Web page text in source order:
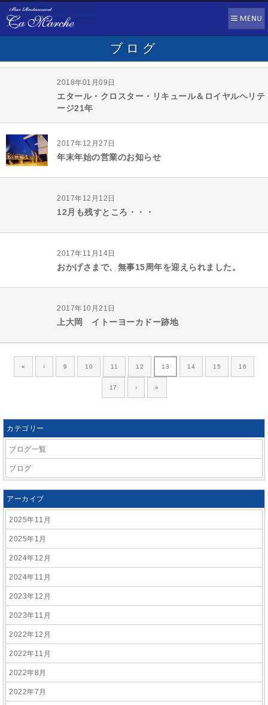
ブログ
2018年01月09日
エタール・クロスター・リキュール＆ロイヤルヘリテ
ージ21年
2017年12月27日
年末年始の営業のお知らせ
2017年12月12日
12月も残すところ・・・
2017年11月14日
おかげさまで、無事15周年を迎えられました。
2017年10月21日
上大岡 イトーヨーカドー跡地
« ‹ 9 10 11 12 13 14 15 16
17 › »
カテゴリー
ブログ一覧
ブログ
アーカイブ
2025年11月
2025年1月
2024年12月
2024年11月
2023年12月
2023年11月
2022年12月
2022年11月
2022年8月
2022年7月